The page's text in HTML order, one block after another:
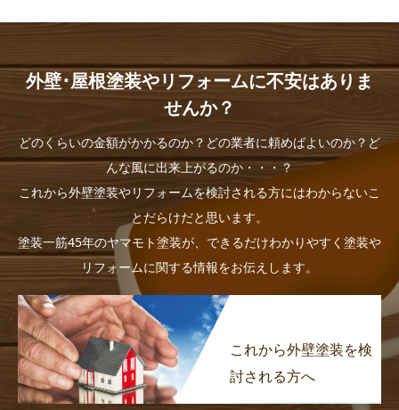
外壁･屋根塗装やリフォームに不安はありま
せんか？
どのくらいの金額がかかるのか？どの業者に頼めばよいのか？ど
んな風に出来上がるのか・・・？
これから外壁塗装やリフォームを検討される方にはわからないこ
とだらけだと思います。
塗装一筋45年のヤマモト塗装が、できるだけわかりやすく塗装や
リフォームに関する情報をお伝えします。
これから外壁塗装を検
討される方へ